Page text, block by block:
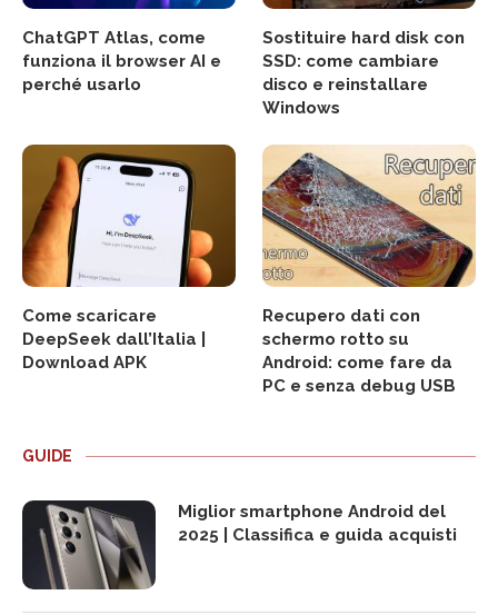
ChatGPT Atlas, come
funziona il browser AI e
perché usarlo
Sostituire hard disk con
SSD: come cambiare
disco e reinstallare
Windows
Come scaricare
DeepSeek dall’Italia |
Download APK
Recupero dati con
schermo rotto su
Android: come fare da
PC e senza debug USB
GUIDE
Miglior smartphone Android del
2025 | Classifica e guida acquisti